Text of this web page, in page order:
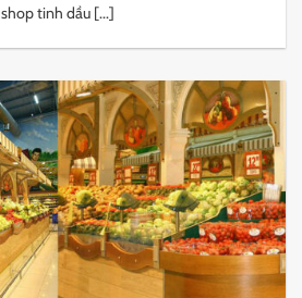
shop tinh dầu [...]